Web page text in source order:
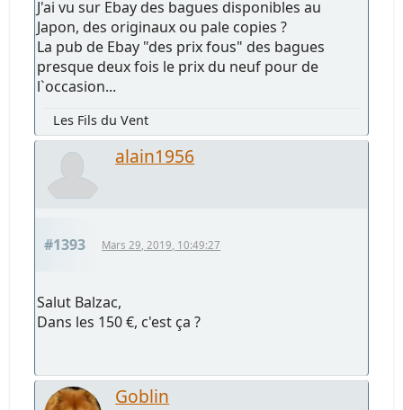
J'ai vu sur Ebay des bagues disponibles au
Japon, des originaux ou pale copies ?
La pub de Ebay "des prix fous" des bagues
presque deux fois le prix du neuf pour de
l`occasion...
Les Fils du Vent
alain1956
#1393 Mars 29, 2019, 10:49:27
Salut Balzac,
Dans les 150 €, c'est ça ?
Goblin